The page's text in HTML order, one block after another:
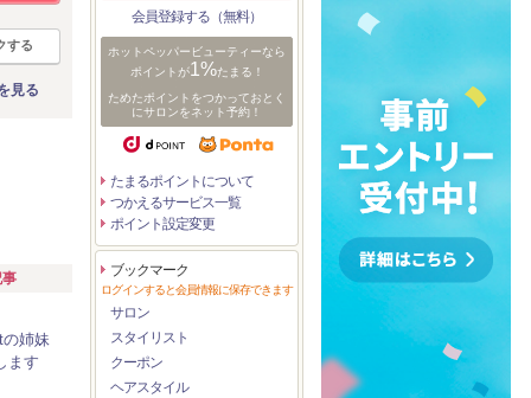
する
見る
の姉妹
ます
会員登録する（無料）
ホットペッパービューティーなら
ポイントが1%たまる！
ためたポイントをつかっておとく
にサロンをネット予約！
たまるポイントについて
つかえるサービス一覧
ポイント設定変更
ブックマーク
ログインすると会員情報に保存できます
サロン
スタイリスト
クーポン
ヘアスタイル